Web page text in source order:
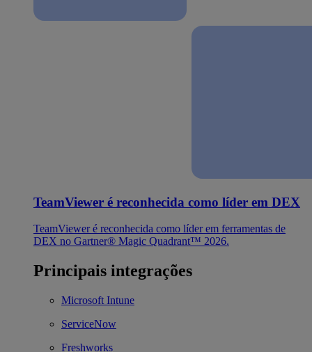
TeamViewer é reconhecida como líder em DEX
TeamViewer é reconhecida como líder em ferramentas de
DEX no Gartner® Magic Quadrant™ 2026.
Principais integrações
Microsoft Intune
ServiceNow
Freshworks